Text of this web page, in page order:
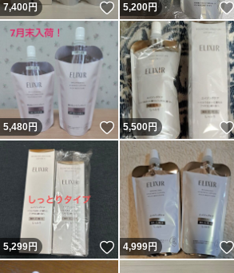
7,400円 いいね！
5,200円
5,480円 いいね！
5,500円
5,299円 いいね！
4,999円